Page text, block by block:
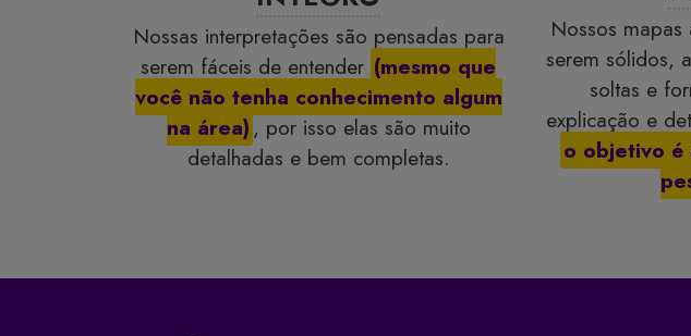
Nossas interpretações são pensadas para
serem fáceis de entender (mesmo que
você não tenha conhecimento algum
na área) , por isso elas são muito
detalhadas e bem completas.
Nossos
serem sólidos,
soltas e
explicação e
o objetivo é